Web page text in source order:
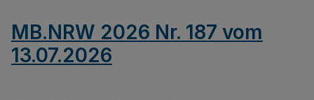
MB.NRW 2026 Nr. 187 vom
13.07.2026